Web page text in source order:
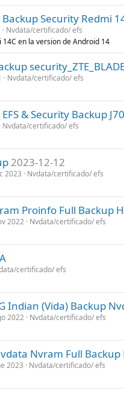
Backup Security Redmi
Nvdata/certificado/ efs
14C en la version de Android 14
Nvdata/certificado/ efs
EFS & Security Backup
Nvdata/certificado/ efs
2023-12-12
2023
Nvdata/certificado/ efs
Proinfo Full Backup
2022 Nvdata/certificado/ efs
certificado/ efs
Indian (Vida) Backup
2022 Nvdata/certificado/ efs
Nvram Full Backup
2023
Nvdata/certificado/ efs